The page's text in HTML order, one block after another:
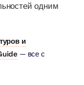
одним
туров и
— все с